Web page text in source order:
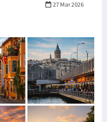
27 Mar 2026